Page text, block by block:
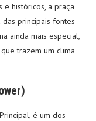
e históricos, a praça
das principais fontes
ainda mais especial,
trazem um clima
é um dos